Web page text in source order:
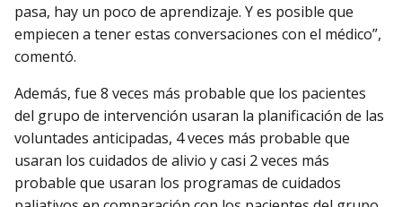
pasa, hay un poco de aprendizaje. Y es posible que
empiecen a tener estas conversaciones con el médico”,
comentó.
Además, fue 8 veces más probable que los pacientes
del grupo de intervención usaran la planificación de las
voluntades anticipadas, 4 veces más probable que
usaran los cuidados de alivio y casi 2 veces más
probable que usaran los programas de cuidados